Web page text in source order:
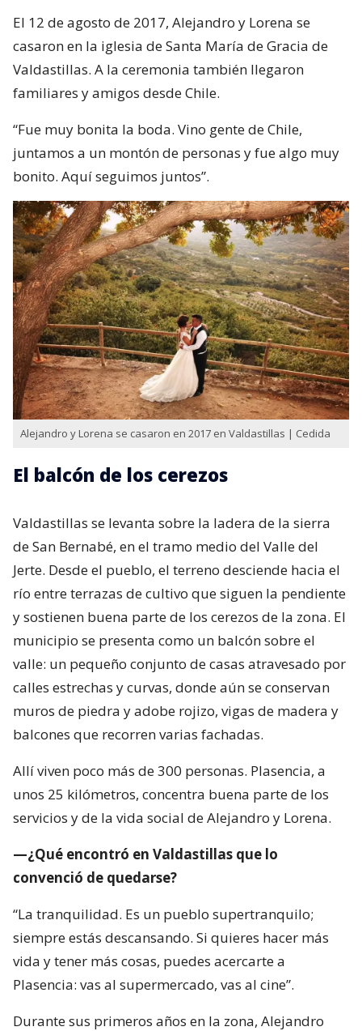
El 12 de agosto de 2017, Alejandro y Lorena se
casaron en la iglesia de Santa María de Gracia de
Valdastillas. A la ceremonia también llegaron
familiares y amigos desde Chile.
“Fue muy bonita la boda. Vino gente de Chile,
juntamos a un montón de personas y fue algo muy
bonito. Aquí seguimos juntos”.
Alejandro y Lorena se casaron en 2017 en Valdastillas | Cedida
El balcón de los cerezos
Valdastillas se levanta sobre la ladera de la sierra
de San Bernabé, en el tramo medio del Valle del
Jerte. Desde el pueblo, el terreno desciende hacia el
río entre terrazas de cultivo que siguen la pendiente
y sostienen buena parte de los cerezos de la zona. El
municipio se presenta como un balcón sobre el
valle: un pequeño conjunto de casas atravesado por
calles estrechas y curvas, donde aún se conservan
muros de piedra y adobe rojizo, vigas de madera y
balcones que recorren varias fachadas.
Allí viven poco más de 300 personas. Plasencia, a
unos 25 kilómetros, concentra buena parte de los
servicios y de la vida social de Alejandro y Lorena.
—¿Qué encontró en Valdastillas que lo
convenció de quedarse?
“La tranquilidad. Es un pueblo supertranquilo;
siempre estás descansando. Si quieres hacer más
vida y tener más cosas, puedes acercarte a
Plasencia: vas al supermercado, vas al cine”.
Durante sus primeros años en la zona, Alejandro